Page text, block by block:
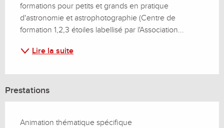
formations pour petits et grands en pratique
d'astronomie et astrophotographie (Centre de
formation 1,2,3 étoiles labellisé par l'Association...
Lire la suite
Prestations
Animation thématique spécifique